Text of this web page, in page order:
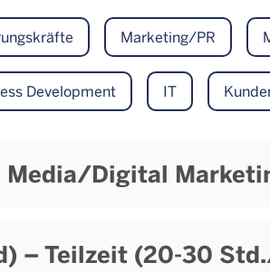
Marketing/PR
Development IT
Digital
– Teilzeit (20-30